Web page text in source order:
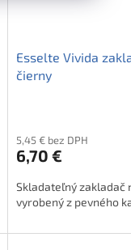
Esselte Vivida
čierny
5,45 € bez DPH
6,70 €
Skladateľný zakladač
vyrobený z pevného